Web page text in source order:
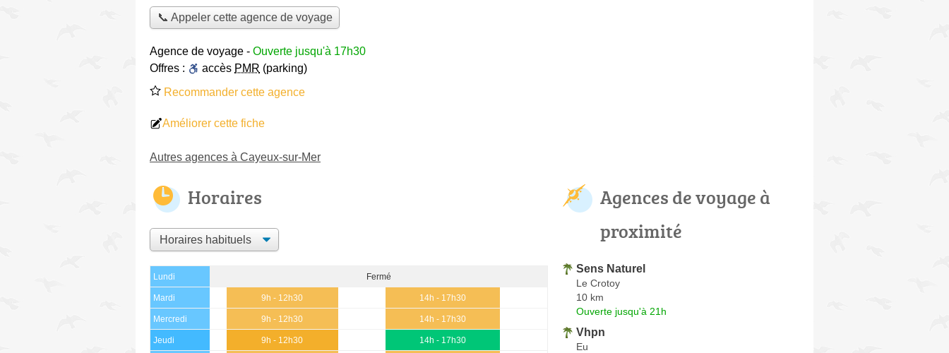
📞 Appeler cette agence de voyage
Agence de voyage - Ouverte jusqu'à 17h30
Offres :
accès PMR (parking)
Recommander cette agence
Améliorer cette fiche
Autres agences à Cayeux-sur-Mer
Horaires
Lundi Fermé
Mardi 9h - 12h30 14h - 17h30
Mercredi 9h - 12h30 14h - 17h30
Jeudi 9h - 12h30 14h - 17h30
Agences de voyage à
proximité
Sens Naturel
Le Crotoy
10 km
Ouverte jusqu'à 21h
Vhpn
Eu